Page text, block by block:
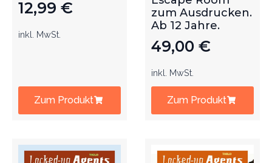
12,99 €
inkl. MwSt.
Zum Produkt
zum Ausdrucken.
Ab 12 Jahre.
49,00 €
inkl. MwSt.
Zum Produkt